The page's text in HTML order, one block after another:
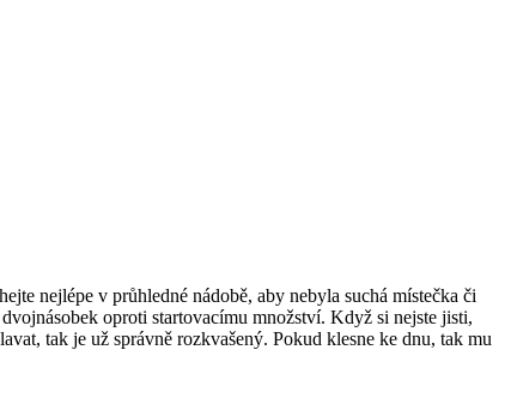
nejlépe v průhledné nádobě, aby nebyla suchá místečka či
oproti startovacímu množství. Když si nejste jisti,
tak je už správně rozkvašený. Pokud klesne ke dnu, tak mu